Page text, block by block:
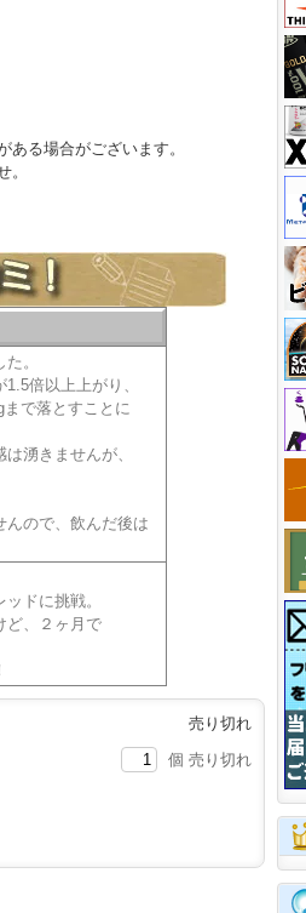
る場合がございます。
。
。
倍以上上がり、
で落とすことに
湧きませんが、
んので、飲んだ後は
ドに挑戦。
ど、２ヶ月で
売り切れ
個 売り切れ